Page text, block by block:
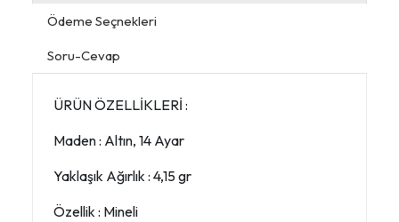
Ödeme Seçnekleri
Soru-Cevap
ÜRÜN ÖZELLİKLERİ :
Maden : Altın, 14 Ayar
Yaklaşık Ağırlık : 4,15 gr
Özellik : Mineli